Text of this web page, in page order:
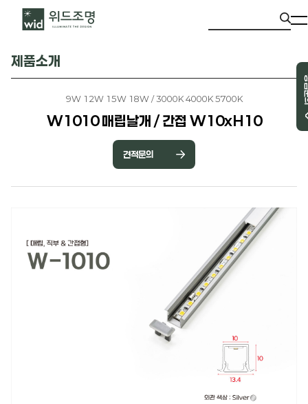
상
제품소개
9W 12W 15W 18W / 3000K 4000K 5700K
W1010 매립날개 / 간접 W10xH10
견적문의